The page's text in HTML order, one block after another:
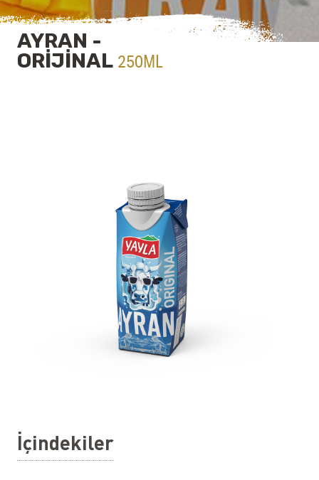
AYRAN -
ORIJINAL 250ML
İçindekiler